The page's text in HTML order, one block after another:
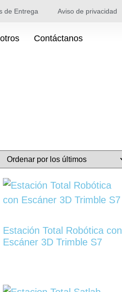
de Entrega Aviso de privacidad
Contáctanos
Estación Total Robótica con
Escáner 3D Trimble S7